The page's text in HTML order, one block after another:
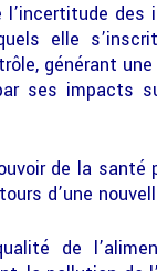
elle
générant
ses impacts
de la
d’une
de